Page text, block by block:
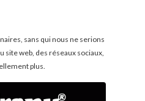
sans qui nous ne serions
site web, des réseaux sociaux,
plus.